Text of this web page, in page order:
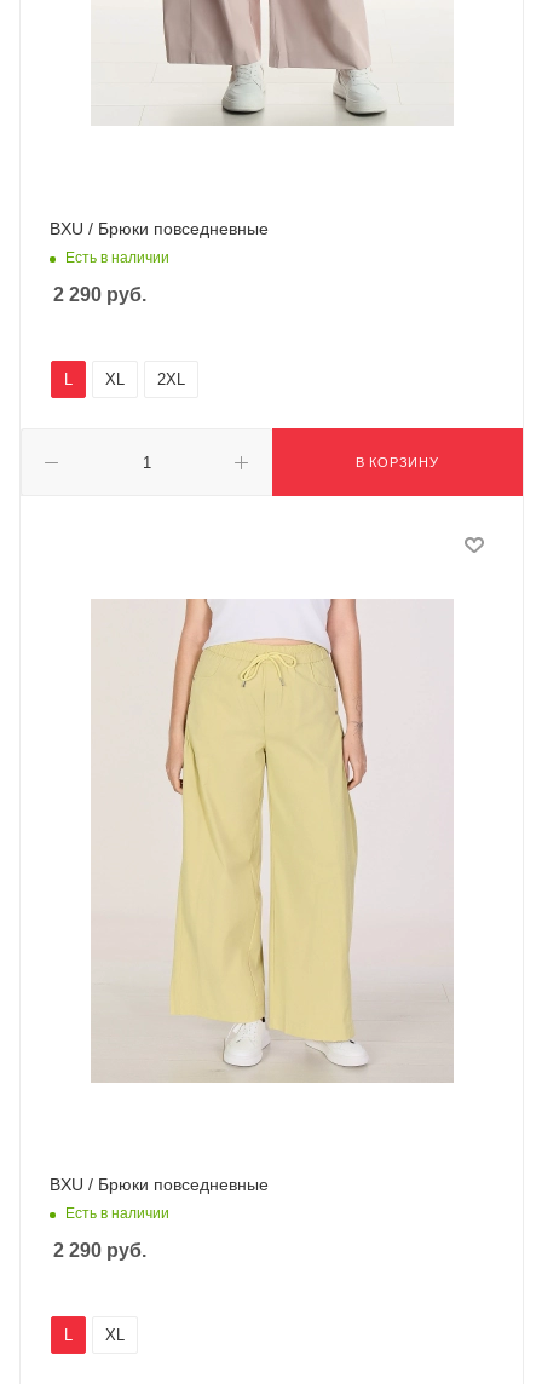
BXU / Брюки повседневные
Есть в наличии
2 290 руб.
В КОРЗИНУ
L XL 2XL
BXU / Брюки повседневные
Есть в наличии
2 290 руб.
L XL